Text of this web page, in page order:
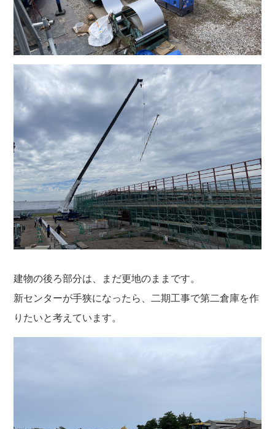
建物の後ろ部分は、まだ更地のままです。
新センターが手狭になったら、二期工事で第二倉庫を作
りたいと考えています。